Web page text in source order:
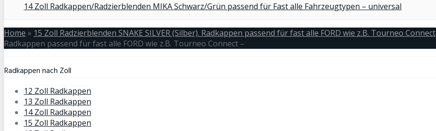
14 Zoll Radkappen/Radzierblenden MIKA Schwarz/Grün passend für Fast alle Fahrzeugtypen – universal
Home » 15 Zoll Radzierblenden SNAKE SILVER (Silber). Radkappen passend für fast alle FORD wie z.B. Tourneo Connect
Radkappen passend für fast alle FORD wie z.B. Tourneo Connect –
Radkappen nach Zoll
12 Zoll Radkappen
13 Zoll Radkappen
14 Zoll Radkappen
15 Zoll Radkappen